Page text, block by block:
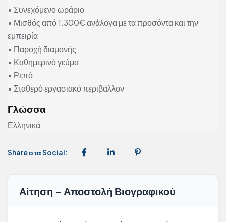
• Συνεχόμενο ωράριο
• Μισθός από 1.300€ ανάλογα με τα προσόντα και την
εμπειρία
• Παροχή διαμονής
• Καθημερινό γεύμα
• Ρεπό
• Σταθερό εργασιακό περιβάλλον
Γλώσσα
Ελληνικά
Share στα Social:
Αίτηση - Αποστολή Βιογραφικού